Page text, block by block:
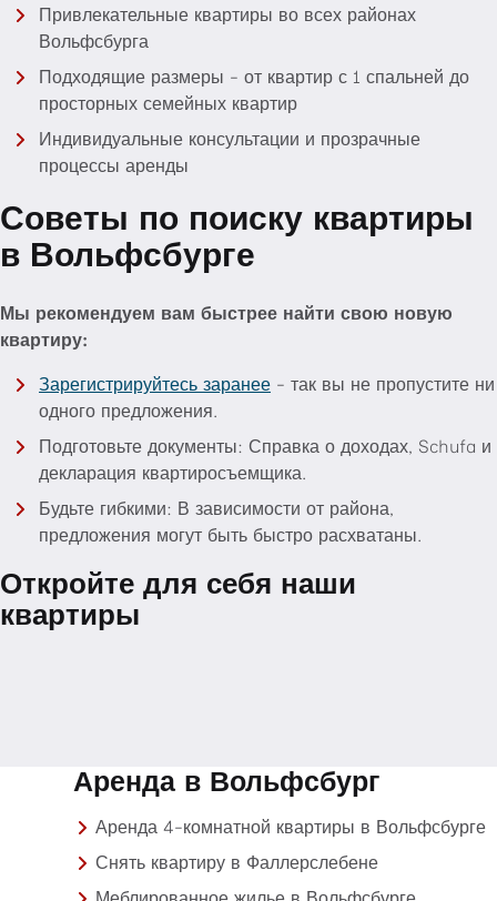
Привлекательные квартиры во всех районах
Вольфсбурга
Подходящие размеры - от квартир с 1 спальней до
просторных семейных квартир
Индивидуальные консультации и прозрачные
процессы аренды
Советы по поиску квартиры
в Вольфсбурге
Мы рекомендуем вам быстрее найти свою новую
квартиру:
Зарегистрируйтесь заранее - так вы не пропустите ни
одного предложения.
Подготовьте документы: Справка о доходах, Schufa и
декларация квартиросъемщика.
Будьте гибкими: В зависимости от района,
предложения могут быть быстро расхватаны.
Откройте для себя наши
квартиры
Аренда в Вольфсбург
Аренда 4-комнатной квартиры в Вольфсбурге
Снять квартиру в Фаллерслебене